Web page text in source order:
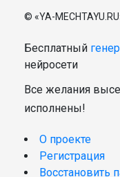
© «YA-
Бесплатный
нейросети
Все желания
исполнены!
О проекте
Регистрация
Восстановить